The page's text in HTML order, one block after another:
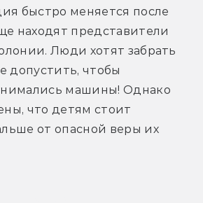
быстро меняется после
находят представители
Люди хотят забрать
допустить, чтобы
машины! Однако
что детям стоит
от опасной веры их